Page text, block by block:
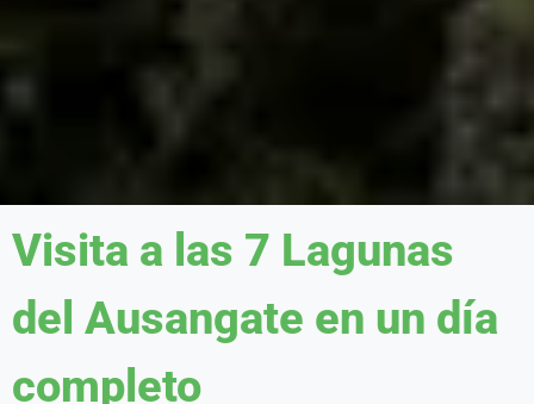
Visita a las 7 Lagunas
del Ausangate en un día
completo